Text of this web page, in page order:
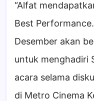
“Alfat
Best
Desember akan
untuk menghadiri
acara selama
di Metro Cinema